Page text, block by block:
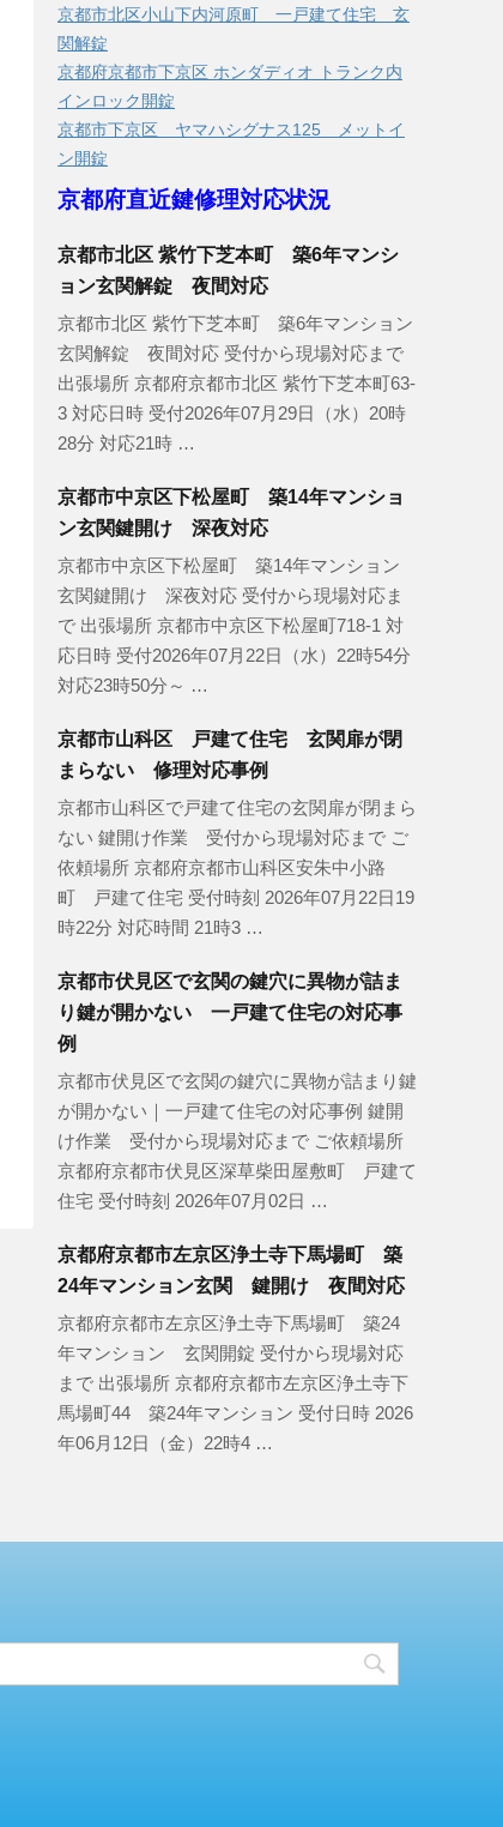
京都市北区小山下内河原町 一戸建て住宅 玄
関解錠
京都府京都市下京区 ホンダディオ トランク内
インロック開錠
京都市下京区 ヤマハシグナス125 メットイ
ン開錠
京都府直近鍵修理対応状況
京都市北区 紫竹下芝本町 築6年マンシ
ョン玄関解錠 夜間対応
京都市北区 紫竹下芝本町 築6年マンション
玄関解錠 夜間対応 受付から現場対応まで
出張場所 京都府京都市北区 紫竹下芝本町63-
3 対応日時 受付2026年07月29日（水）20時
28分 対応21時 …
京都市中京区下松屋町 築14年マンショ
ン玄関鍵開け 深夜対応
京都市中京区下松屋町 築14年マンション
玄関鍵開け 深夜対応 受付から現場対応ま
で 出張場所 京都市中京区下松屋町718-1 対
応日時 受付2026年07月22日（水）22時54分
対応23時50分～ …
京都市山科区 戸建て住宅 玄関扉が閉
まらない 修理対応事例
京都市山科区で戸建て住宅の玄関扉が閉まら
ない 鍵開け作業 受付から現場対応まで ご
依頼場所 京都府京都市山科区安朱中小路
町 戸建て住宅 受付時刻 2026年07月22日19
時22分 対応時間 21時3 …
京都市伏見区で玄関の鍵穴に異物が詰ま
り鍵が開かない 一戸建て住宅の対応事
例
京都市伏見区で玄関の鍵穴に異物が詰まり鍵
が開かない｜一戸建て住宅の対応事例 鍵開
け作業 受付から現場対応まで ご依頼場所
京都府京都市伏見区深草柴田屋敷町 戸建て
住宅 受付時刻 2026年07月02日 …
京都府京都市左京区浄土寺下馬場町 築
24年マンション玄関 鍵開け 夜間対応
京都府京都市左京区浄土寺下馬場町 築24
年マンション 玄関開錠 受付から現場対応
まで 出張場所 京都府京都市左京区浄土寺下
馬場町44 築24年マンション 受付日時 2026
年06月12日（金）22時4 …